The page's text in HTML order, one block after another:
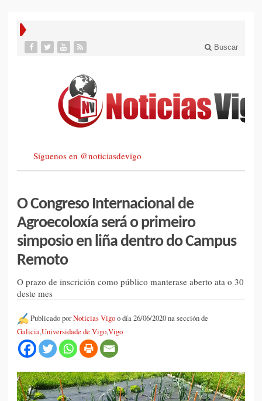
Buscar
Síguenos en @noticiasdevigo
O Congreso Internacional de
Agroecoloxía será o primeiro
simposio en liña dentro do Campus
Remoto
O prazo de inscrición como público manterase aberto ata o 30
deste mes
Publicado porNoticias Vigoo día 26/06/2020 na sección de
Galicia,Universidade de Vigo,Vigo